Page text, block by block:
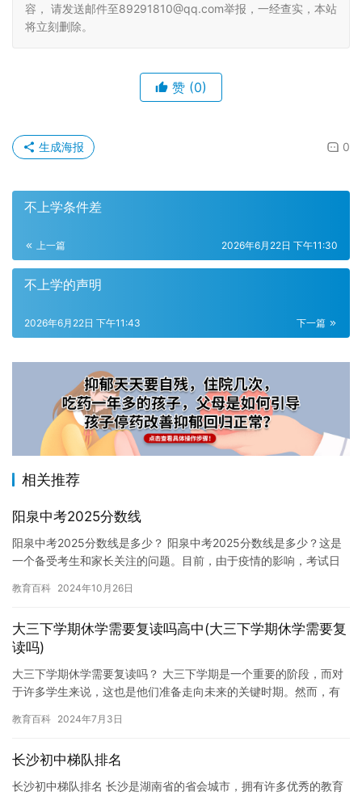
容， 请发送邮件至89291810@qq.com举报，一经查实，本站
将立刻删除。
赞 (0)
0
生成海报
不上学条件差
上一篇 2026年6月22日 下午11:30
不上学的声明
下一篇
2026年6月22日 下午11:43
相关推荐
阳泉中考2025分数线
阳泉中考2025分数线是多少？ 阳泉中考2025分数线是多少？这是
一个备受考生和家长关注的问题。目前，由于疫情的影响，考试日
教育百科 2024年10月26日
大三下学期休学需要复读吗高中(大三下学期休学需要复
读吗)
大三下学期休学需要复读吗？ 大三下学期是一个重要的阶段，而对
于许多学生来说，这也是他们准备走向未来的关键时期。然而，有
些原…
教育百科 2024年7月3日
长沙初中梯队排名
长沙初中梯队排名 长沙是湖南省的省会城市，拥有许多优秀的教育